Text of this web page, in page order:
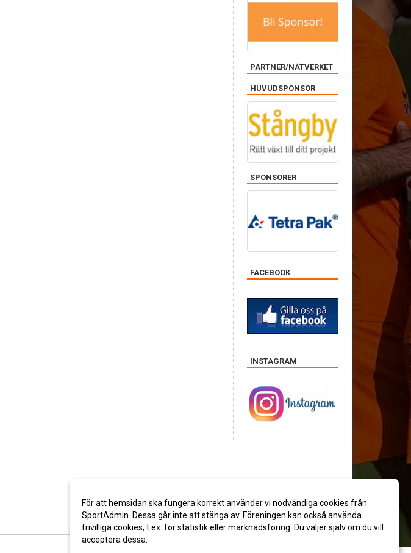
PARTNER/NÄTVERKET
HUVUDSPONSOR
SPONSORER
FACEBOOK
INSTAGRAM
För att hemsidan ska fungera korrekt använder vi nödvändiga cookies från
SportAdmin. Dessa går inte att stänga av. Föreningen kan också använda
frivilliga cookies, t.ex. för statistik eller marknadsföring. Du väljer själv om du vill
acceptera dessa.